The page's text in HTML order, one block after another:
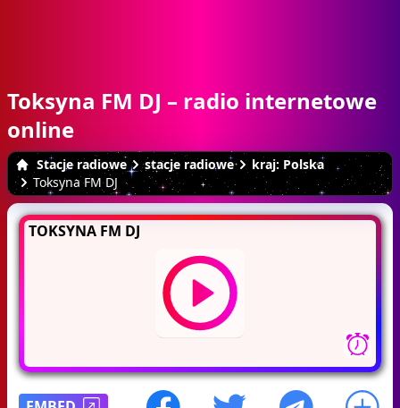
Toksyna FM DJ – radio internetowe
online
Stacje radiowe stacje radiowe
kraj: Polska
Toksyna FM DJ
TOKSYNA FM DJ